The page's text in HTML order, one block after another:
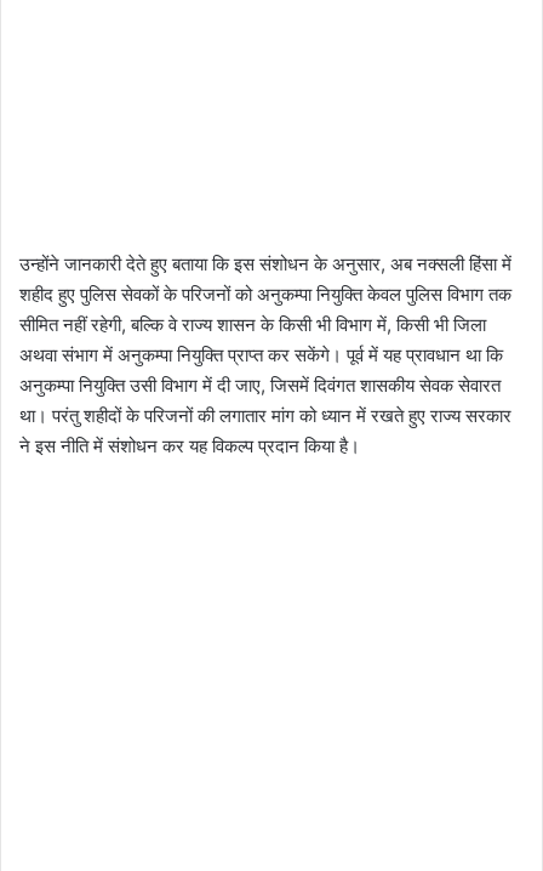
उन्होंने जानकारी देते हुए बताया कि इस संशोधन के अनुसार, अब नक्सली हिंसा में
शहीद हुए पुलिस सेवकों के परिजनों को अनुकम्पा नियुक्ति केवल पुलिस विभाग तक
सीमित नहीं रहेगी, बल्कि वे राज्य शासन के किसी भी विभाग में, किसी भी जिला
अथवा संभाग में अनुकम्पा नियुक्ति प्राप्त कर सकेंगे। पूर्व में यह प्रावधान था कि
अनुकम्पा नियुक्ति उसी विभाग में दी जाए, जिसमें दिवंगत शासकीय सेवक सेवारत
था। परंतु शहीदों के परिजनों की लगातार मांग को ध्यान में रखते हुए राज्य सरकार
ने इस नीति में संशोधन कर यह विकल्प प्रदान किया है।